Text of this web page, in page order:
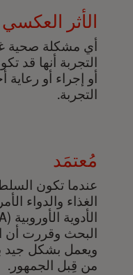
الأثر العكسي
أي مشكلة صحية
التجربة أنها قد
أو إجراء أو
التجربة.
مُعتمَد
عندما تكون
البحث وقررت أن
ويعمل بشكل جيد
من قِبل الجمهور.